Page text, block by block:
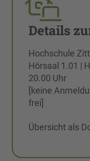
Details
Hochschule
Hörsaal 1.01 |
20.00 Uhr
[keine
frei]
Übersicht als